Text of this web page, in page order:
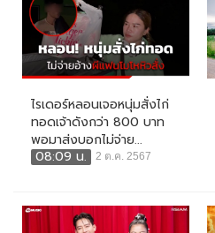
ไรเดอร์หลอนเจอหนุ่มสั่งไก่
ทอดเจ้าดังกว่า 800 บาท
พอมาส่งบอกไม่จ่าย...
08:09 น.
2 ต.ค. 2567